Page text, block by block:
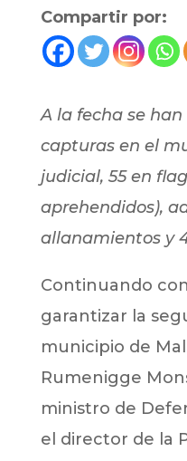
Compartir por:
A la fecha se
capturas en el
judicial, 55 en
aprehendidos),
allanamientos y
Continuando
garantizar la
municipio de
Rumenigge
ministro de
el director de la